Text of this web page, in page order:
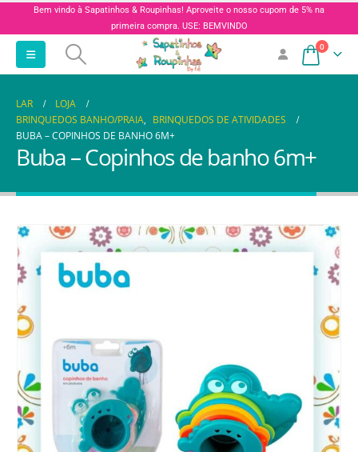
Bem vindo à Sapatinhos & Roupinhas! Aproveite o nosso cupom de 5% na
primeira compra. USE: BEMVINDO
0
LAR
LOJA
BRINQUEDOS BANHO/PRAIA, BRINQUEDOS DE ATIVIDADES
BUBA – COPINHOS DE BANHO 6M+
Buba – Copinhos de banho 6m+